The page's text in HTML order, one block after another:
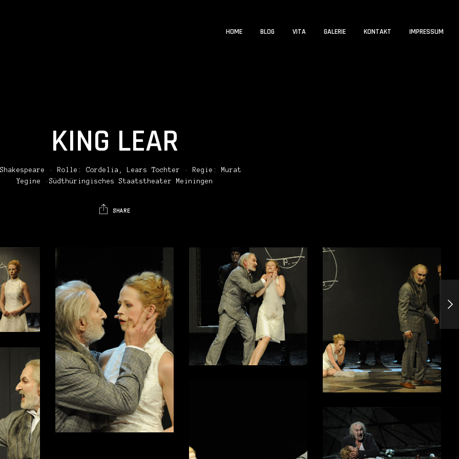
HOME BLOG VITA GALERIE KONTAKT IMPRESSUM
Der nackte Wahnsinn
KING LEAR
· Rolle: Cordelia, Lears Tochter · Regie: Murat
Yegine
·Südthüringisches Staatstheater Meiningen
SHARE